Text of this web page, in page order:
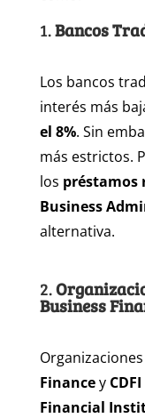
1.Bancos
Los bancos
interés más
el 8%. Sin
más estrictos.
los préstamos
Business
alternativa.
2.
Business
Financey
Financial